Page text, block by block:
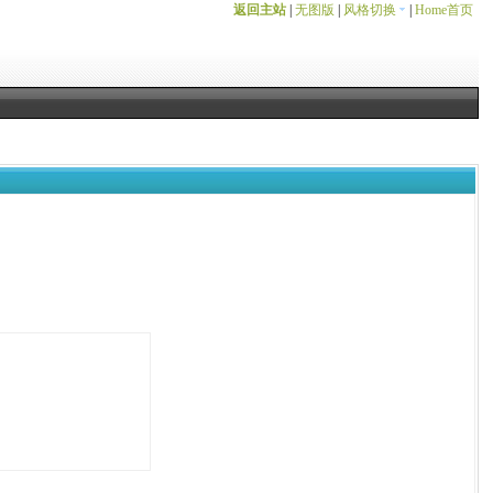
返回主站| 无图版 风格切换 Home首页